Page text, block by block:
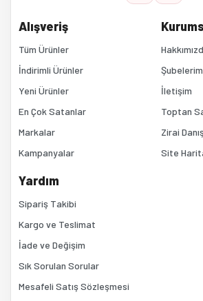
Bu ürüne benzer farklı alternatifler olmalı.
Gönder
Alışveriş
Tüm Ürünler
İndirimli Ürünler
Yeni Ürünler
En Çok Satanlar
Markalar
Kampanyalar
İletişim
Toptan
Zirai
Site
Yardım
Sipariş Takibi
Kargo ve Teslimat
İade ve Değişim
Sık Sorulan Sorular
Mesafeli Satış Sözleşmesi